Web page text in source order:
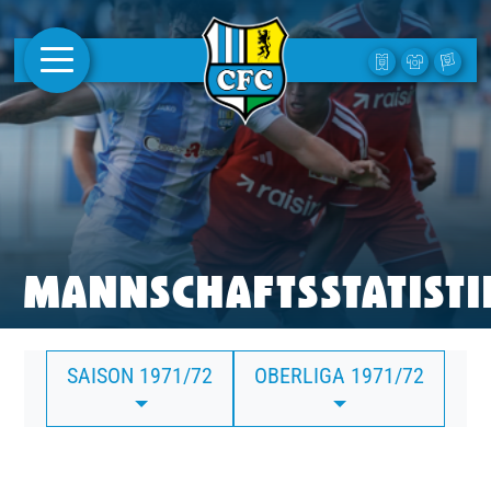
AKTUELLES
1. MANNSCHAFT
FRAUEN
CAMPUS
CLUB
CLUBMITGLIEDSCHAFT
BUSINESS
SAISON 1971/72 OBERLIGA 1971/72